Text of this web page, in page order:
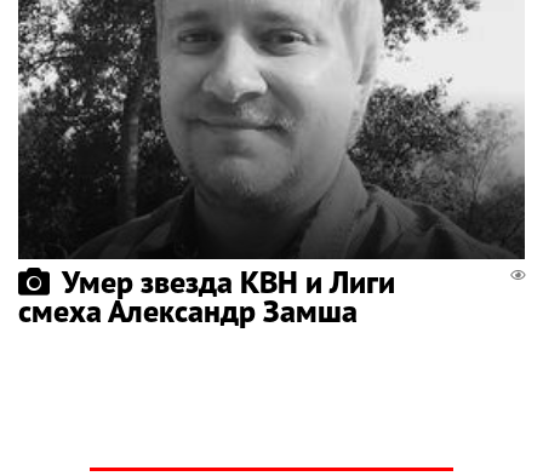
Умер звезда КВН и Лиги
смеха Александр Замша